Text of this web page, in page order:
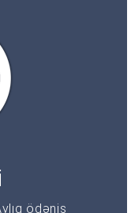
ödəniş